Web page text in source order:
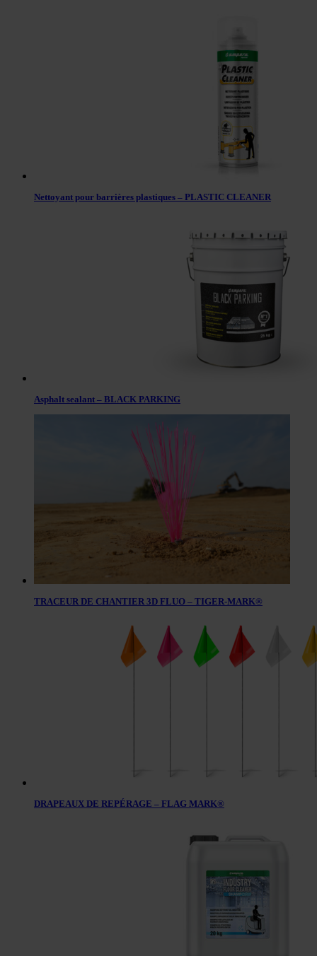
Nettoyant pour barrières plastiques – PLASTIC CLEANER
Asphalt sealant – BLACK PARKING
TRACEUR DE CHANTIER 3D FLUO – TIGER-MARK®
DRAPEAUX DE REPÉRAGE – FLAG MARK®